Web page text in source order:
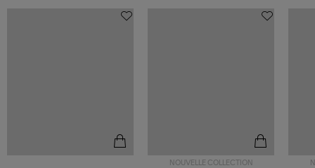
NOUVELLE COLLECTION